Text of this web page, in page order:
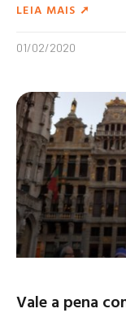
LEIA MAIS ➚
01/02/2020
Vale a pena